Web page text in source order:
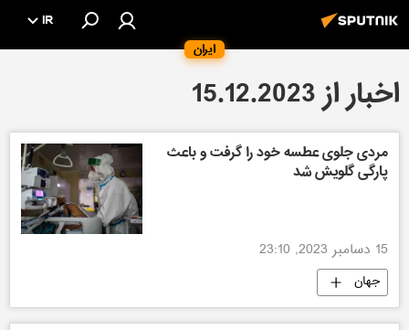
ایران
IR
اخبار از 15.12.2023
مردی جلوی عطسه خود را گرفت و باعث
پارگی گلویش شد
15 دسامبر 2023, 23:10
جهان